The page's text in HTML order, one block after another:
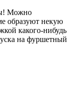
Можно
образуют некую
какого-нибудь
на фуршетный